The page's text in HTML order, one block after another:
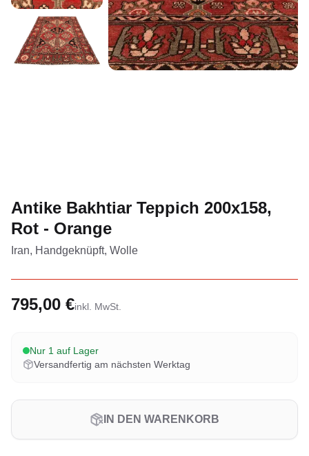
Antike Bakhtiar Teppich 200x158,
Rot - Orange
Iran, Handgeknüpft, Wolle
795,00 €inkl. MwSt.
Nur 1 auf Lager
Versandfertig am nächsten Werktag
IN DEN WARENKORB